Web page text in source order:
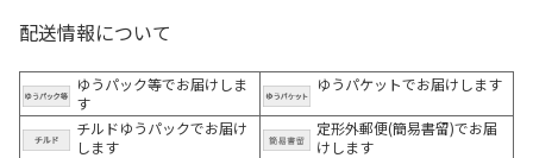
配送情報について
ゆうパック等でお届けしま
す
ゆうパケットでお届けします
チルドゆうパックでお届け
します
定形外郵便(簡易書留)でお届
けします